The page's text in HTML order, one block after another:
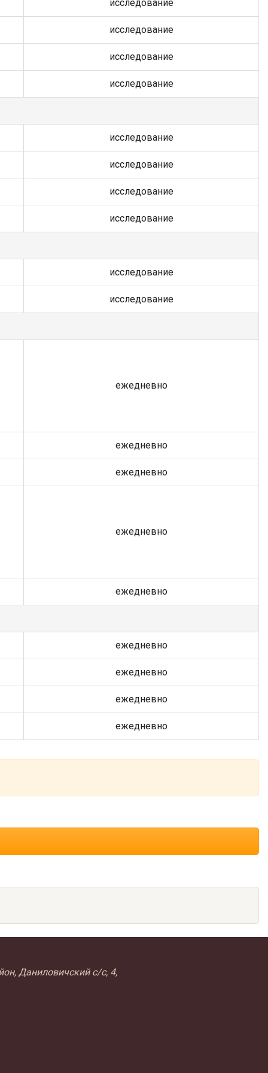
исследование
исследование
исследование
исследование
исследование
исследование
исследование
исследование
исследование
исследование
ежедневно
ежедневно
ежедневно
ежедневно
ежедневно
ежедневно
ежедневно
ежедневно
ежедневно
Даниловичский с/с, 4,